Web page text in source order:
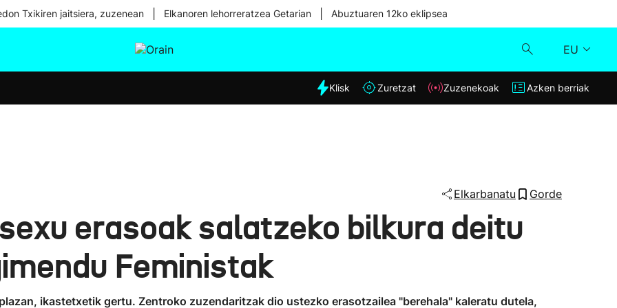
Txikiren jaitsiera, zuzenean Elkanoren lehorreratzea Getarian Abuztuaren 12ko eklipsea
EU
Eguraldia
Klisk
Azken berriak
Klisk Zuretzat Zuzenekoak Azken berriak
Elkarbanatu Gorde
erasoak salatzeko bilkura deitu
Feministak
ikastetxetik gertu. Zentroko zuzendaritzak dio ustezko erasotzailea "berehala" kaleratu dutela,